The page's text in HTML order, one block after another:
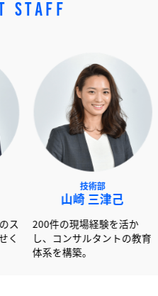
STAFF
200件の現場
し、コンサル
合わせ日程のス
調整はお任せく